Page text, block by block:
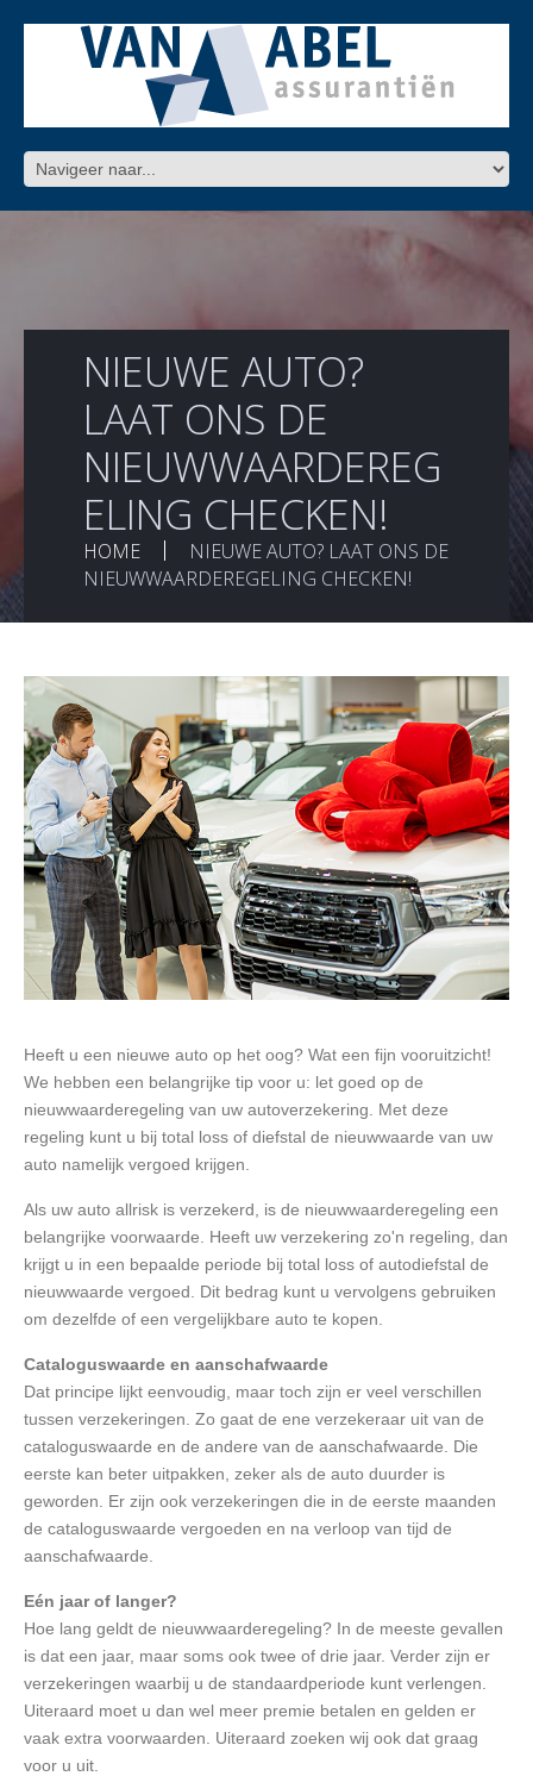
NIEUWE AUTO?
LAAT ONS DE
NIEUWWAARDEREG
ELING CHECKEN!
HOME
NIEUWE AUTO? LAAT ONS DE
NIEUWWAARDEREGELING CHECKEN!
Heeft u een nieuwe auto op het oog? Wat een fijn vooruitzicht!
We hebben een belangrijke tip voor u: let goed op de
nieuwwaarderegeling van uw autoverzekering. Met deze
regeling kunt u bij total loss of diefstal de nieuwwaarde van uw
auto namelijk vergoed krijgen.
Als uw auto allrisk is verzekerd, is de nieuwwaarderegeling een
belangrijke voorwaarde. Heeft uw verzekering zo'n regeling, dan
krijgt u in een bepaalde periode bij total loss of autodiefstal de
nieuwwaarde vergoed. Dit bedrag kunt u vervolgens gebruiken
om dezelfde of een vergelijkbare auto te kopen.
Cataloguswaarde en aanschafwaarde
Dat principe lijkt eenvoudig, maar toch zijn er veel verschillen
tussen verzekeringen. Zo gaat de ene verzekeraar uit van de
cataloguswaarde en de andere van de aanschafwaarde. Die
eerste kan beter uitpakken, zeker als de auto duurder is
geworden. Er zijn ook verzekeringen die in de eerste maanden
de cataloguswaarde vergoeden en na verloop van tijd de
aanschafwaarde.
Eén jaar of langer?
Hoe lang geldt de nieuwwaarderegeling? In de meeste gevallen
is dat een jaar, maar soms ook twee of drie jaar. Verder zijn er
verzekeringen waarbij u de standaardperiode kunt verlengen.
Uiteraard moet u dan wel meer premie betalen en gelden er
vaak extra voorwaarden. Uiteraard zoeken wij ook dat graag
voor u uit.